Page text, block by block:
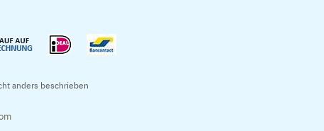
anders beschrieben